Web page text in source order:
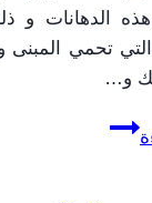
الدهانات و
التي تحمي
و…
مقاول